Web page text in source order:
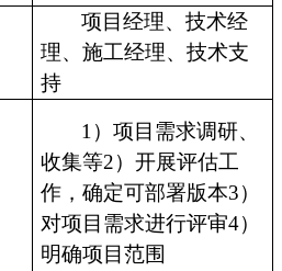
项目经理、技术经
理、施工经理、技术支
持
1）项目需求调研、
收集等2）开展评估工
作，确定可部署版本3）
对项目需求进行评审4）
明确项目范围